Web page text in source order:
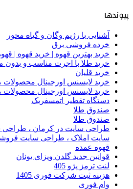
پیوندها
آشنایی با رژیم وگان و گیاه محور
خرده فروشی برق
خرید بهترین قهوه | خرید قهوه |
خرید طلا با اجرت مناسب و بدون
خرید قلیان
خرید لایسنس اورجینال
خرید لایسنس اورجینال
دستگاه تقطیر اتمسفریک
صندوق طلا
صندوق طلا
طراحی سایت در کرمان ،
سایت املاک ، طراحی سایت
قهوه عمده
قوانین جدید گلدن ویزای یونان
لنت ترمز پژو 405
هزینه ثبت شرکت فوری 1405
وام فوری